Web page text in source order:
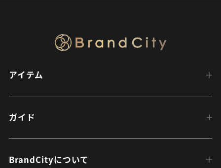
アイテム
ガイド
BrandCityについて